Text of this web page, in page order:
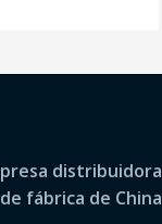
distribuidora
fábrica de China